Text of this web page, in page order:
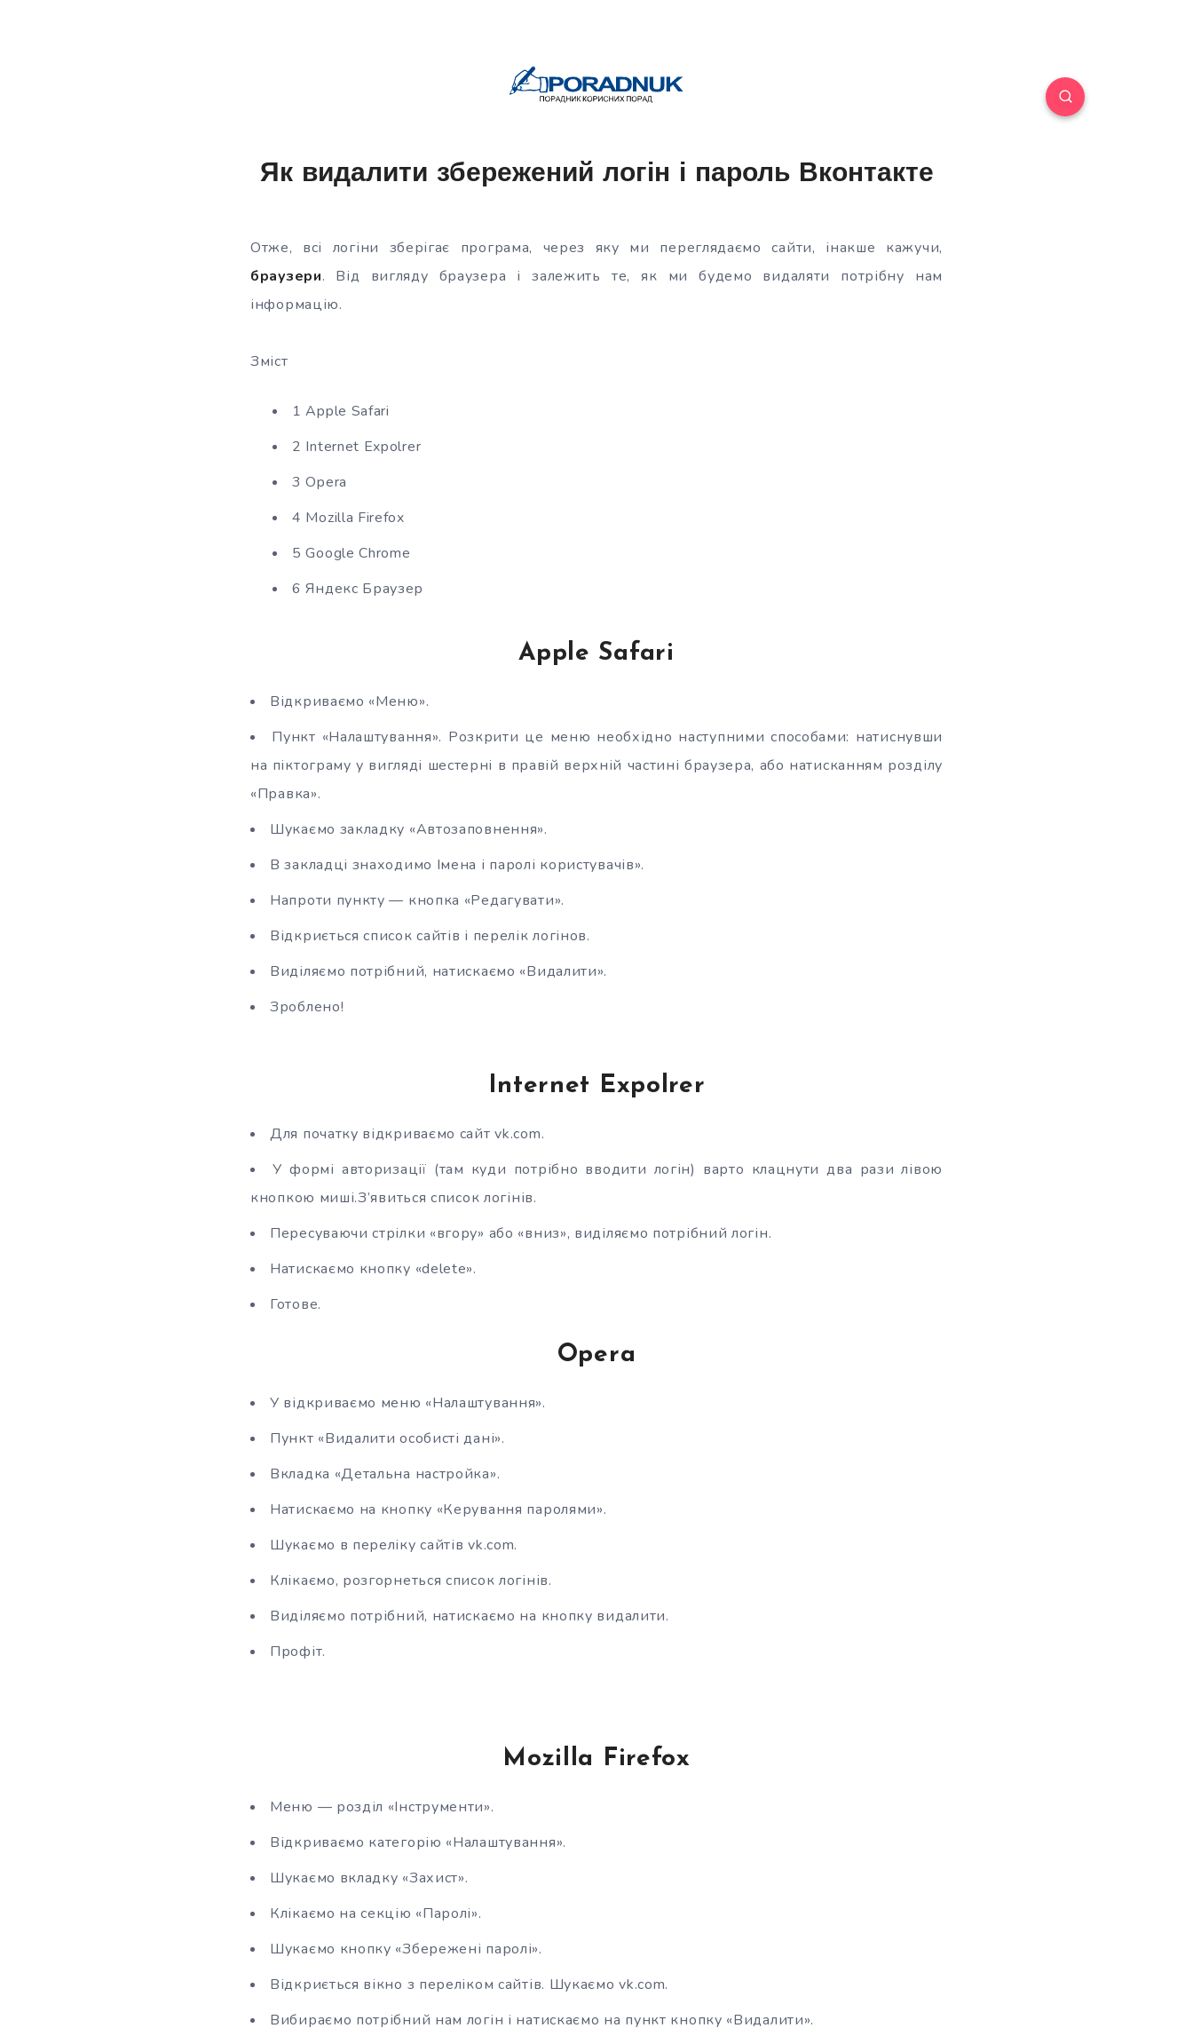
Як видалити збережений логін і пароль Вконтакте
Отже, всі логіни зберігає програма, через яку ми переглядаємо сайти, інакше кажучи,
браузери. Від вигляду браузера і залежить те, як ми будемо видаляти потрібну нам
інформацію.
Зміст
1 Apple Safari
2 Internet Expolrer
3 Opera
4 Mozilla Firefox
5 Google Chrome
6 Яндекс Браузер
Apple Safari
Відкриваємо «Меню».
Пункт «Налаштування». Розкрити це меню необхідно наступними способами: натиснувши
на піктограму у вигляді шестерні в правій верхній частині браузера, або натисканням розділу
«Правка».
Шукаємо закладку «Автозаповнення».
В закладці знаходимо Імена і паролі користувачів».
Напроти пункту — кнопка «Редагувати».
Відкриється список сайтів і перелік логінов.
Виділяємо потрібний, натискаємо «Видалити».
Зроблено!
Internet Expolrer
Для початку відкриваємо сайт vk.com.
У формі авторизації (там куди потрібно вводити логін) варто клацнути два рази лівою
кнопкою миші.З’явиться список логінів.
Пересуваючи стрілки «вгору» або «вниз», виділяємо потрібний логін.
Натискаємо кнопку «delete».
Готове.
Opera
У відкриваємо меню «Налаштування».
Пункт «Видалити особисті дані».
Вкладка «Детальна настройка».
Натискаємо на кнопку «Керування паролями».
Шукаємо в переліку сайтів vk.com.
Клікаємо, розгорнеться список логінів.
Виділяємо потрібний, натискаємо на кнопку видалити.
Профіт.
Mozilla Firefox
Меню — розділ «Інструменти».
Відкриваємо категорію «Налаштування».
Шукаємо вкладку «Захист».
Клікаємо на секцію «Паролі».
Шукаємо кнопку «Збережені паролі».
Відкриється вікно з переліком сайтів. Шукаємо vk.com.
Вибираємо потрібний нам логін і натискаємо на пункт кнопку «Видалити».